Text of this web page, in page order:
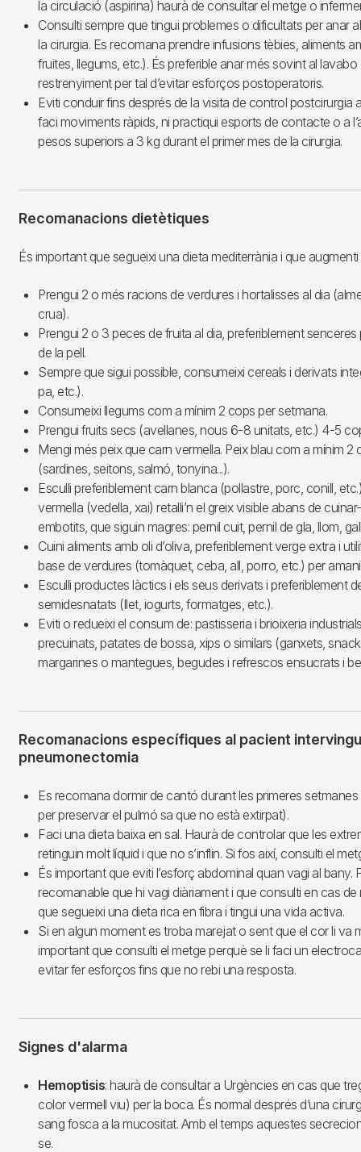
la circulació (aspirina) haurà de consultar el metge o
Consulti sempre que tingui problemes o dificultats per anar
la cirurgia. Es recomana prendre infusions tèbies, aliments
fruites, llegums, etc.). És preferible anar més sovint al
restrenyiment per tal d’evitar esforços postoperatoris.
Eviti conduir fins després de la visita de control postcirurgia
faci moviments ràpids, ni practiqui esports de contacte o a
pesos superiors a 3 kg durant el primer mes de la cirurgia.
Recomanacions dietètiques
És important que segueixi una dieta mediterrània i que
Prengui 2 o més racions de verdures i hortalisses al dia
crua).
Prengui 2 o 3 peces de fruita al dia, preferiblement senceres
de la pell.
Sempre que sigui possible, consumeixi cereals i derivats
pa, etc.).
Consumeixi llegums com a mínim 2 cops per setmana.
Prengui fruits secs (avellanes, nous 6-8 unitats, etc.) 4-5
Mengi més peix que carn vermella. Peix blau com a mínim 2
(sardines, seitons, salmó, tonyina...).
Esculli preferiblement carn blanca (pollastre, porc, conill,
vermella (vedella, xai) retalli’n el greix visible abans de
embotits, que siguin magres: pernil cuit, pernil de gla, llom,
Cuini aliments amb oli d’oliva, preferiblement verge extra i
base de verdures (tomàquet, ceba, all, porro, etc.) per
Esculli productes làctics i els seus derivats i preferiblement
semidesnatats (llet, iogurts, formatges, etc.).
Eviti o redueixi el consum de: pastisseria i brioixeria
precuinats, patates de bossa, xips o similars (ganxets,
margarines o mantegues, begudes i refrescos ensucrats i
Recomanacions específiques al pacient
pneumonectomia
Es recomana dormir de cantó durant les primeres
per preservar el pulmó sa que no està extirpat).
Faci una dieta baixa en sal. Haurà de controlar que les
retinguin molt líquid i que no s’inflin. Si fos així, consulti el
És important que eviti l’esforç abdominal quan vagi al bany.
recomanable que hi vagi diàriament i que consulti en cas de
que segueixi una dieta rica en fibra i tingui una vida activa.
Si en algun moment es troba marejat o sent que el cor li va
important que consulti el metge perquè se li faci un
evitar fer esforços fins que no rebi una resposta.
Signes d'alarma
Hemoptisis: haurà de consultar a Urgències en cas que
color vermell viu) per la boca. És normal després d’una
sang fosca a la mucositat. Amb el temps aquestes
se.